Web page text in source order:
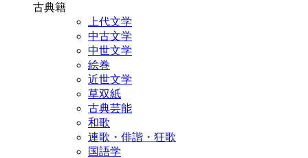
古典籍
上代文学
中古文学
中世文学
絵巻
近世文学
草双紙
古典芸能
和歌
連歌・俳諧・狂歌
国語学